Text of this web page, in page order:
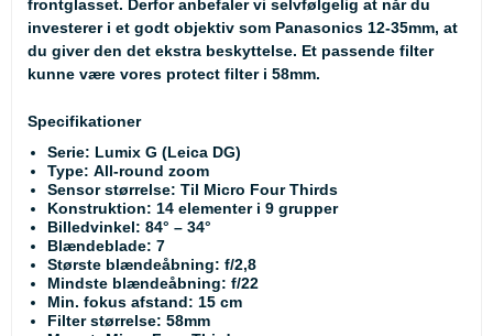
frontglasset. Derfor anbefaler vi selvfølgelig at når du
investerer i et godt objektiv som Panasonics 12-35mm, at
du giver den det ekstra beskyttelse. Et passende filter
kunne være vores protect filter i 58mm.
Specifikationer
Serie: Lumix G (Leica DG)
Type: All-round zoom
Sensor størrelse: Til Micro Four Thirds
Konstruktion: 14 elementer i 9 grupper
Billedvinkel: 84° – 34°
Blændeblade: 7
Største blændeåbning: f/2,8
Mindste blændeåbning: f/22
Min. fokus afstand: 15 cm
Filter størrelse: 58mm